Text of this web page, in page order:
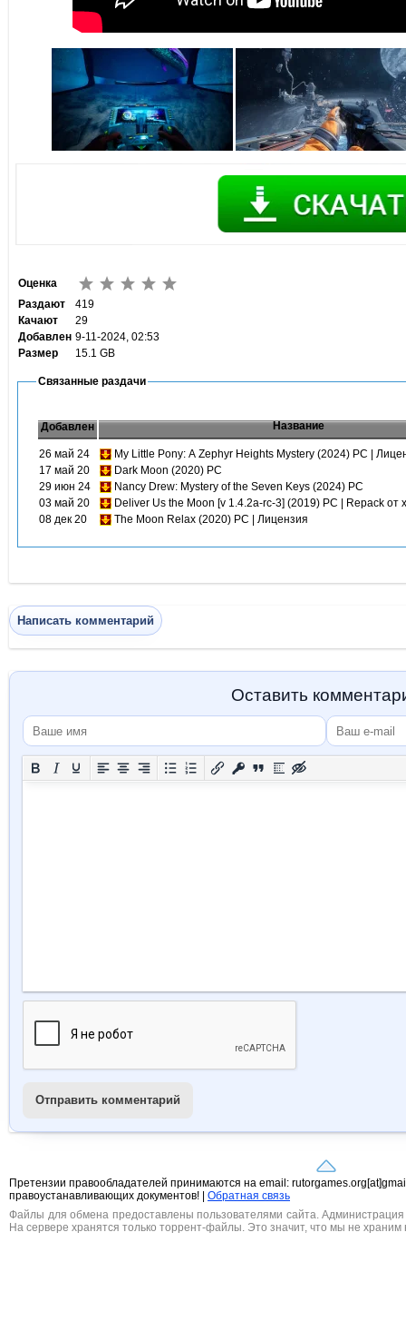
Оценка
Раздают
419
Качают
29
Добавлен 9-11-2024, 02:53
Размер
15.1 GB
Связанные раздачи
Добавлен Название
26 май 24
My Little Pony: A Zephyr Heights Mystery (2024) PC |
17 май 20
Dark Moon (2020) PC
29 июн 24
Nancy Drew: Mystery of the Seven Keys (2024) PC
03 май 20
Deliver Us the Moon [v 1.4.2a-rc-3] (2019) PC | Repack от
08 дек 20
The Moon Relax (2020) PC | Лицензия
Написать комментарий
Оставить
Отправить комментарий
Претензии правообладателей принимаются на email:
правоустанавливающих документов! |
Обратная связь
Файлы для обмена предоставлены пользователями сайта. Администрация
На сервере хранятся только торрент-файлы. Это значит, что мы не